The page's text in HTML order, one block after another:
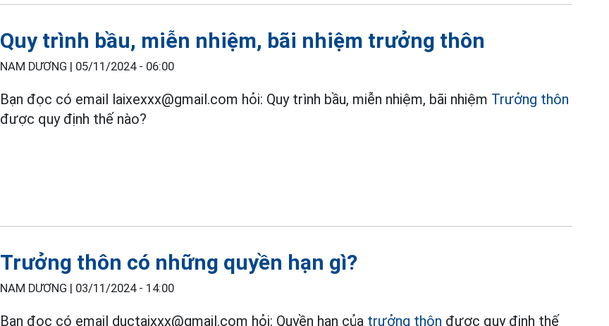
Quy trình bầu, miễn nhiệm, bãi nhiệm trưởng thôn
NAM DƯƠNG | 05/11/2024 - 06:00
Bạn đọc có email laixexxx@gmail.com hỏi: Quy trình bầu, miễn nhiệm, bãi nhiệm Trưởng thôn
được quy định thế nào?
Trưởng thôn có những quyền hạn gì?
NAM DƯƠNG | 03/11/2024 - 14:00
Bạn đọc có email ductaixxx@gmail.com hỏi: Quyền hạn của trưởng thôn được quy định thế